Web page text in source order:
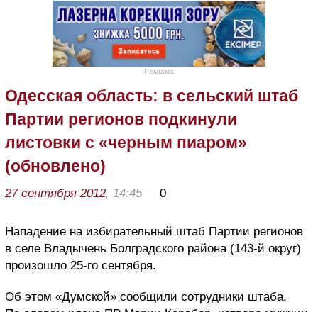
Реклама
Одесская область: в сельский штаб
Партии регионов подкинули
листовки с «черным пиаром»
(обновлено)
27 сентября 2012, 14:45 0
Нападение на избирательный штаб Партии регионов
в селе Владычень Болградского района (143-й округ)
произошло 25-го сентября.
Об этом «Думской» сообщили сотрудники штаба.